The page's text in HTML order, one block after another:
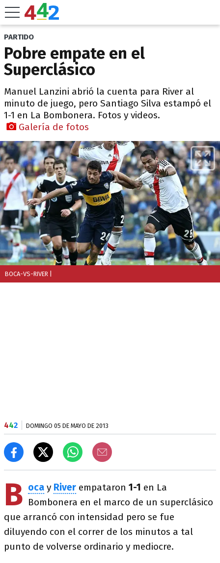
PARTIDO
Pobre empate en el
Superclásico
Manuel Lanzini abrió la cuenta para River al
minuto de juego, pero Santiago Silva estampó el
1-1 en La Bombonera. Fotos y videos.
Galería de fotos
BOCA-VS-RIVER
442 DOMINGO 05 DE MAYO DE 2013
B oca y River empataron 1-1 en La
Bombonera en el marco de un superclásico
que arrancó con intensidad pero se fue
diluyendo con el correr de los minutos a tal
punto de volverse ordinario y mediocre.